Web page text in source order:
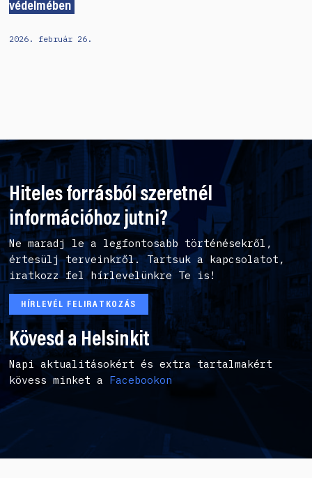
védelmében
2026. február 26.
Hiteles forrásból szeretnél
információhoz jutni?
Ne maradj le a legfontosabb történésekről,
értesülj terveinkről. Tartsuk a kapcsolatot,
iratkozz fel hírlevelünkre Te is!
HÍRLEVÉL FELIRATKOZÁS
Kövesd a Helsinkit
Napi aktualitásokért és extra tartalmakért
kövess minket a Facebookon